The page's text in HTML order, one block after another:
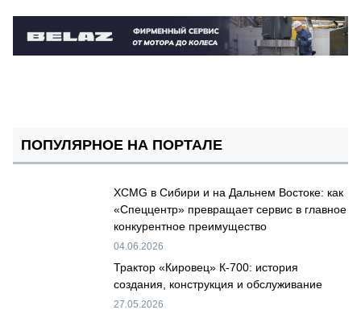
ПОПУЛЯРНОЕ НА ПОРТАЛЕ
XCMG в Сибири и на Дальнем Востоке: как
«Спеццентр» превращает сервис в главное
конкурентное преимущество
04.06.2026
Трактор «Кировец» К-700: история
создания, конструкция и обслуживание
27.05.2026